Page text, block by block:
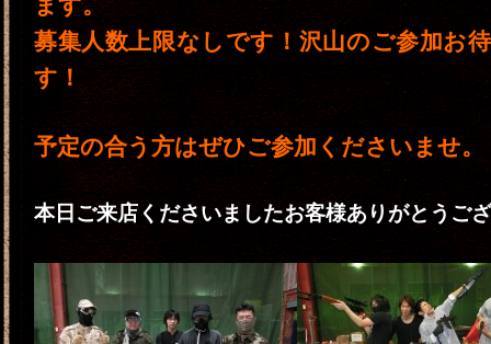
募集人数上限なしです！沢山のご参加お
す！
予定の合う方はぜひご参加くださいませ。
本日ご来店くださいましたお客様ありがとうご